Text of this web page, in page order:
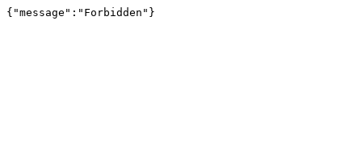
{"message":"Forbidden"}